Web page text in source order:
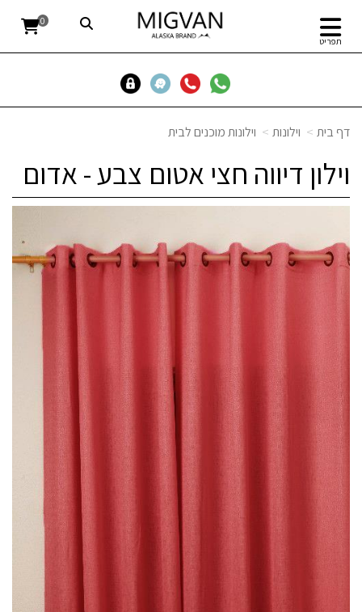
תפריט
0
דף בית וילונות וילונות מוכנים לבית
וילון דיווה חצי אטום צבע - אדום